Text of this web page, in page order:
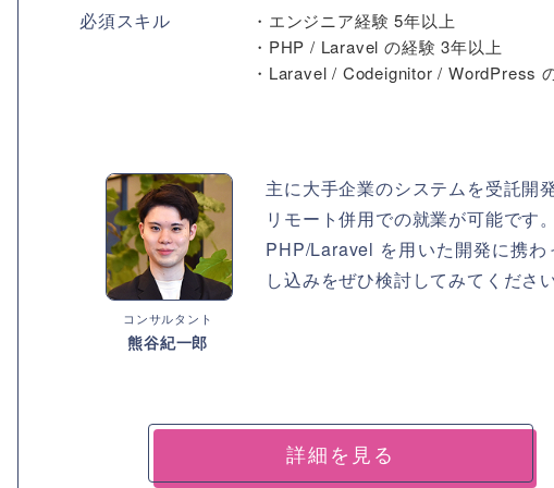
必須スキル
・エンジニア経験 5年以上
・PHP / Laravel の経験 3年以上
・Laravel / Codeignitor / WordPress
コンサルタント
熊谷紀一郎
主に大手企業のシステムを受託開
リモート併用での就業が可能です。
PHP/Laravel を用いた開発に携
し込みをぜひ検討してみてください
詳細を見る